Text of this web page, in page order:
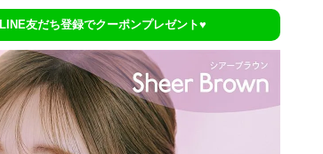
LINE友だち登録でクーポンプレゼント♥